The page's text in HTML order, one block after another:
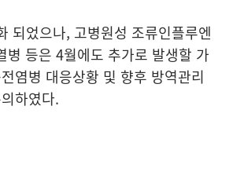
되었으나, 고병원성 조류인플루엔
병 등은 4월에도 추가로 발생할 가
염병 대응상황 및 향후 방역관리
하였다.